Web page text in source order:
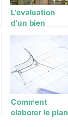
L’evaluation
d’un bien
immobilier
Comment
elaborer le plan